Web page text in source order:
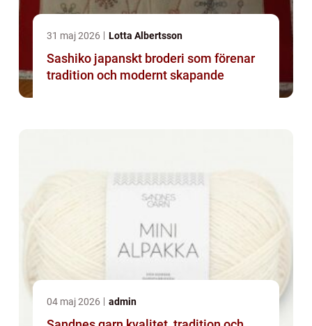
31 maj 2026 Lotta Albertsson
Sashiko japanskt broderi som förenar
tradition och modernt skapande
04 maj 2026 admin